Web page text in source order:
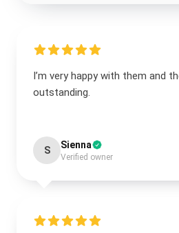
I’m very happy with them and
outstanding.
S Sienna
Verified owner